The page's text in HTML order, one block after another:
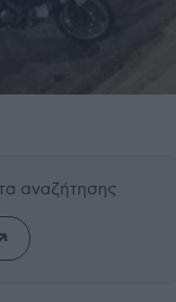
αναζήτησης